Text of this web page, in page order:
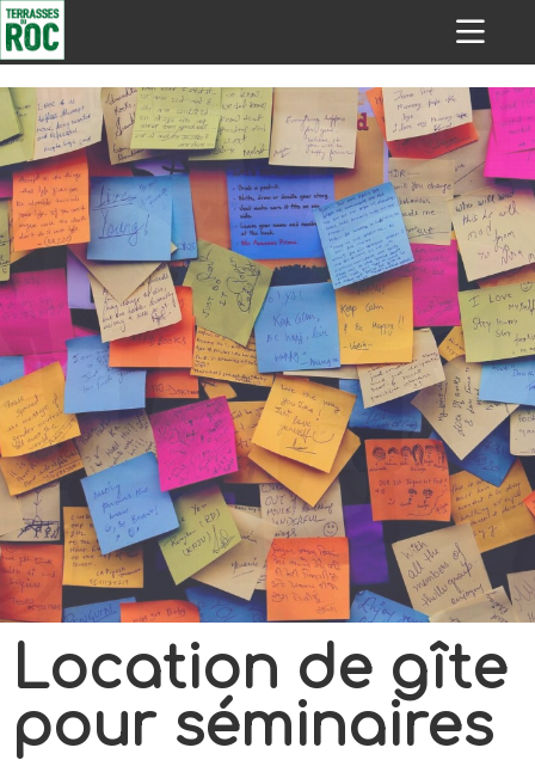
Location de gîte
pour séminaires